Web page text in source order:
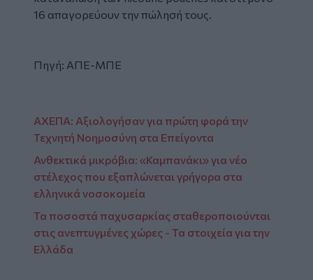
16 απαγορεύουν την πώλησή τους.
Πηγή: ΑΠΕ-ΜΠΕ
ΑΧΕΠΑ: Αξιολογήσαν για πρώτη φορά την
Τεχνητή Νοημοσύνη στα Επείγοντα
Ανθεκτικά μικρόβια: «Καμπανάκι» για νέο
στέλεχος που εξαπλώνεται γρήγορα στα
ελληνικά νοσοκομεία
Τα ποσοστά παχυσαρκίας σταθεροποιούνται
στις ανεπτυγμένες χώρες - Τα στοιχεία για την
Ελλάδα